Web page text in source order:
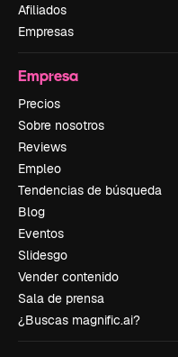
Afiliados
Empresas
Empresa
Precios
Sobre nosotros
Reviews
Empleo
Tendencias de búsqueda
Blog
Eventos
Slidesgo
Vender contenido
Sala de prensa
¿Buscas magnific.ai?